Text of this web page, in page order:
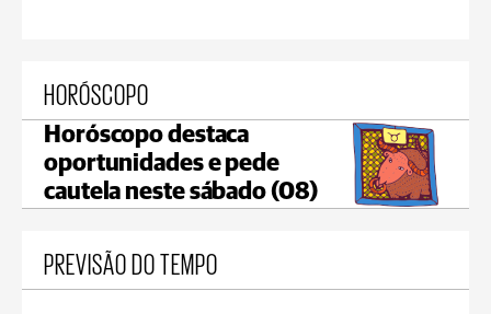
HORÓSCOPO
Horóscopo destaca
oportunidades e pede
cautela neste sábado (08)
PREVISÃO DO TEMPO